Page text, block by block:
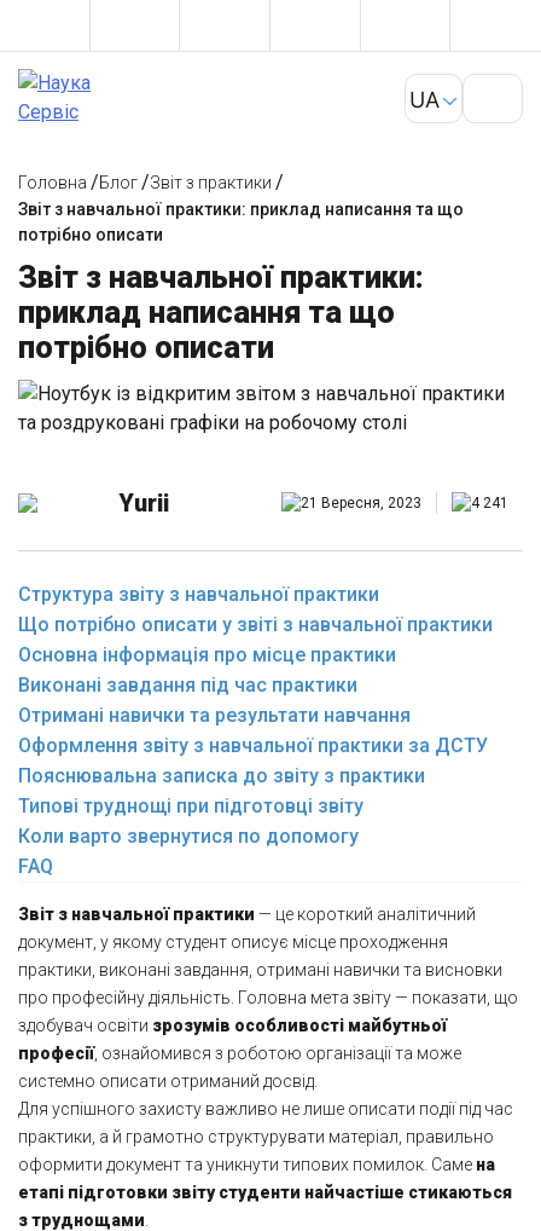
Головна /Блог/Звіт з практики /
Звіт з навчальної практики: приклад написання та що
потрібно описати
Звіт з навчальної практики:
приклад написання та що
потрібно описати
Yurii 21 Вересня, 2023 4 241
Структура звіту з навчальної практики
Що потрібно описати у звіті з навчальної практики
Основна інформація про місце практики
Виконані завдання під час практики
Отримані навички та результати навчання
Оформлення звіту з навчальної практики за ДСТУ
Пояснювальна записка до звіту з практики
Типові труднощі при підготовці звіту
Коли варто звернутися по допомогу
FAQ
Звіт з навчальної практики — це короткий аналітичний
документ, у якому студент описує місце проходження
практики, виконані завдання, отримані навички та висновки
про професійну діяльність. Головна мета звіту — показати, що
здобувач освіти зрозумів особливості майбутньої
професії, ознайомився з роботою організації та може
системно описати отриманий досвід.
Для успішного захисту важливо не лише описати події під час
практики, а й грамотно структурувати матеріал, правильно
оформити документ та уникнути типових помилок. Саме на
етапі підготовки звіту студенти найчастіше стикаються
з труднощами